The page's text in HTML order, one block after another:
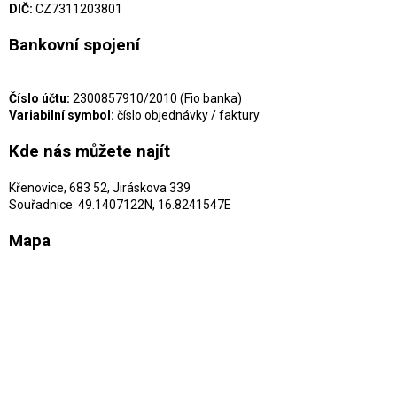
DIČ: CZ7311203801
Bankovní spojení
Číslo účtu: 2300857910/2010 (Fio banka)
Variabilní symbol: číslo objednávky / faktury
Kde nás můžete najít
Křenovice, 683 52, Jiráskova 339
Souřadnice: 49.1407122N, 16.8241547E
Mapa